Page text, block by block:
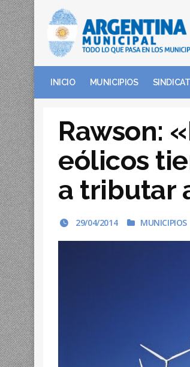
INICIO MUNICIPIOS
Rawson:
eólicos
a tributar
29/04/2014 MUNICIPIOS